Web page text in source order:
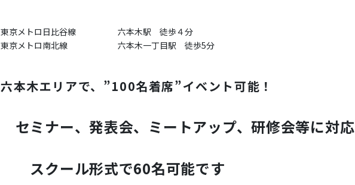
東京メトロ日比谷線
六本木駅 徒歩４分
東京メトロ南北線
六本木一丁目駅 徒歩5分
六本木エリアで、”100名着席”イベント可能！
セミナー、発表会、ミートアップ、研修会等に対応
スクール形式で60名可能です